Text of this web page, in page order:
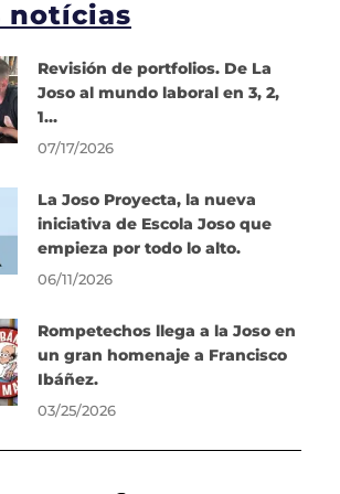
notícias
Revisión de portfolios. De La
Joso al mundo laboral en 3, 2,
1…
07/17/2026
La Joso Proyecta, la nueva
iniciativa de Escola Joso que
empieza por todo lo alto.
06/11/2026
Rompetechos llega a la Joso en
un gran homenaje a Francisco
Ibáñez.
03/25/2026